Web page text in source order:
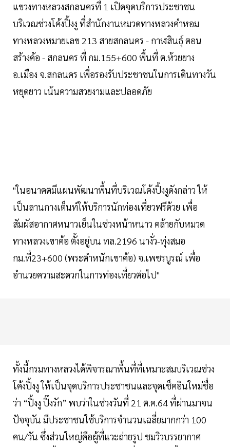
แขวงทางหลวงสกลนครที่ 1 เปิดจุดบริการประชาชน
บริเวณช่วงโค้งปิ้งงู ที่สำนักงานหมวดทางหลวงคำหอม
ทางหลวงหมายเลข 213 สายสกลนคร - กาฬสินธุ์ ตอน
สร้างค้อ - สกลนคร ที่ กม.155+600 พื้นที่ ต.ห้วยยาง
อ.เมือง จ.สกลนคร เพื่อรองรับประชาชนในการเดินทางวัน
หยุดยาว เน้นความสวยงามและปลอดภัย
"ในอนาคตมีแผนพัฒนาพื้นที่บริเวณโค้งปิ้งงูดังกล่าว ให้
เป็นลานกางเต็นท์ให้บริการนักท่องเที่ยวฟรีด้วย เพื่อ
สัมผัสอากาศหนาวเย็นในช่วงหน้าหนาว คล้ายกับหมวด
ทางหลวงเขาค้อ ตั้งอยู่บน ทล.2196 นางั่ว-ทุ่งสมอ
กม.ที่23+600 (พระตำหนักเขาค้อ) จ.เพชรบูรณ์ เพื่อ
อำนวยความสะดวกในการท่องเที่ยวต่อไป"
ทั้งนี้กรมทางหลวงได้พิจารณาพื้นที่ที่เหมาะสมบริเวณช่วง
โค้งปิ้งงู ให้เป็นจุดบริการประชาชนและจุดเช็คอินใหม่ชื่อ
ว่า “ปิ้งงู ปิ๊งรัก” พบว่าในช่วงวันที่ 21 ต.ค.64 ที่ผ่านมาจน
ปัจจุบัน มีประชาชนใช้บริการจำนวนเฉลี่ยมากกว่า 100
คน/วัน ซึ่งส่วนใหญ่คือผู้ที่แวะถ่ายรูป ชมวิวบรรยากาศ